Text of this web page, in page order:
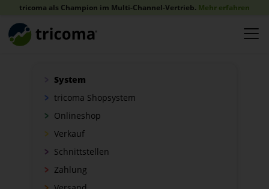
tricoma als Champion im Multi-Channel-Vertrieb. Mehr erfahren
System
tricoma Shopsystem
Onlineshop
Verkauf
Schnittstellen
Zahlung